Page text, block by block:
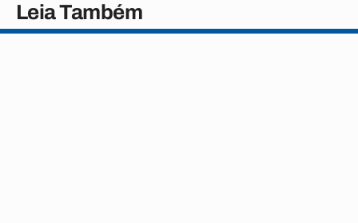
Leia Também